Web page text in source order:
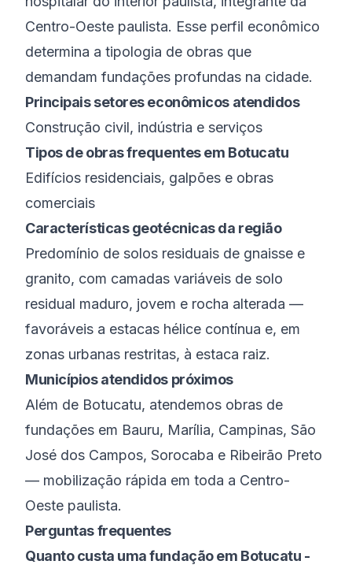
Centro-Oeste paulista. Esse perfil econômico
determina a tipologia de obras que
demandam fundações profundas na cidade.
Principais setores econômicos atendidos
Construção civil, indústria e serviços
Tipos de obras frequentes em Botucatu
Edifícios residenciais, galpões e obras
comerciais
Características geotécnicas da região
Predomínio de solos residuais de gnaisse e
granito, com camadas variáveis de solo
residual maduro, jovem e rocha alterada —
favoráveis a estacas hélice contínua e, em
zonas urbanas restritas, à estaca raiz.
Municípios atendidos próximos
Além de Botucatu, atendemos obras de
fundações em Bauru, Marília, Campinas, São
José dos Campos, Sorocaba e Ribeirão Preto
— mobilização rápida em toda a Centro-
Oeste paulista.
Perguntas frequentes
Quanto custa uma fundação em Botucatu -